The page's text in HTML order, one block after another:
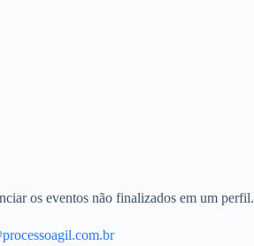
os eventos não finalizados em um perfil.